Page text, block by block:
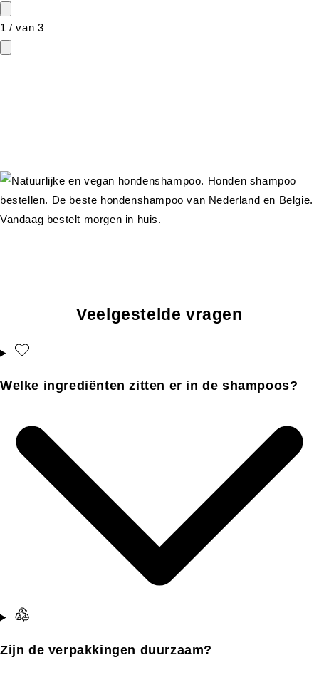
1 /van 3
Veelgestelde vragen
Welke ingrediënten zitten er in de shampoos?
Zijn de verpakkingen duurzaam?